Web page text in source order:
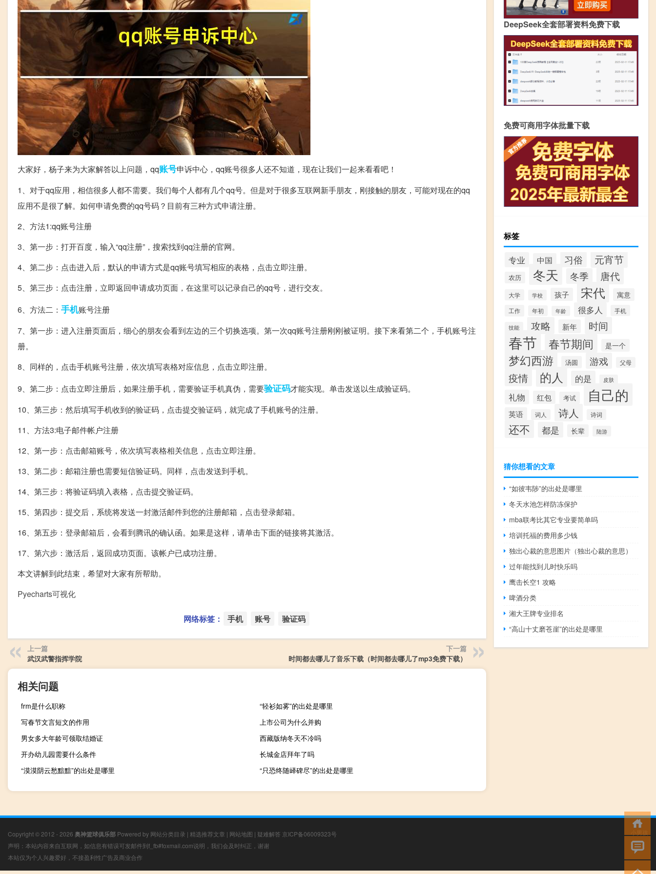
大家好，杨子来为大家解答以上问题，qq账号申诉中心，qq账号很多人还不知道，现在让我们一起来看看吧！
1、对于qq应用，相信很多人都不需要。我们每个人都有几个qq号。但是对于很多互联网新手朋友，刚接触的朋友，可能对现在的qq
应用不是很了解。如何申请免费的qq号码？目前有三种方式申请注册。
2、方法1:qq账号注册
3、第一步：打开百度，输入“qq注册”，搜索找到qq注册的官网。
4、第二步：点击进入后，默认的申请方式是qq账号填写相应的表格，点击立即注册。
5、第三步：点击注册，立即返回申请成功页面，在这里可以记录自己的qq号，进行交友。
6、方法二： 手机账号注册
7、第一步：进入注册页面后，细心的朋友会看到左边的三个切换选项。第一次qq账号注册刚刚被证明。接下来看第二个，手机账号注
册。
8、同样的，点击手机账号注册，依次填写表格对应信息，点击立即注册。
9、第二步：点击立即注册后，如果注册手机，需要验证手机真伪，需要验证码才能实现。单击发送以生成验证码。
10、第三步：然后填写手机收到的验证码，点击提交验证码，就完成了手机账号的注册。
11、方法3:电子邮件帐户注册
12、第一步：点击邮箱账号，依次填写表格相关信息，点击立即注册。
13、第二步：邮箱注册也需要短信验证码。同样，点击发送到手机。
14、第三步：将验证码填入表格，点击提交验证码。
15、第四步：提交后，系统将发送一封激活邮件到您的注册邮箱，点击登录邮箱。
16、第五步：登录邮箱后，会看到腾讯的确认函。如果是这样，请单击下面的链接将其激活。
17、第六步：激活后，返回成功页面。该帐户已成功注册。
本文讲解到此结束，希望对大家有所帮助。
Pyecharts可视化
网络标签： 手机 账号 验证码
上一篇
武汉武警指挥学院
下一篇
时间都去哪儿了音乐下载（时间都去哪儿了mp3免费下载）
相关问题
frm是什么职称
“轻衫如雾”的出处是哪里
写春节文言短文的作用
上市公司为什么并购
男女多大年龄可领取结婚证
西藏版纳冬天不冷吗
开办幼儿园需要什么条件
长城金店拜年了吗
“漠漠阴云愁黯黯”的出处是哪里
“只恐终随峄碑尽”的出处是哪里
DeepSeek全套部署资料免费下载
免费可商用字体批量下载
标签
专业 中国 习俗 元宵节
农历 冬天 冬季 唐代
大学 学校 孩子 宋代 寓意
工作 年初 年龄 很多人 手机
技能 攻略 新年 时间
春节 春节期间 是一个
梦幻西游 汤圆 游戏 父母
疫情 的人 的是 皮肤
礼物 红包 考试 自己的
英语 词人 诗人 诗词
还不 都是 长辈 陆游
猜你想看的文章
“如彼韦陟”的出处是哪里
冬天水池怎样防冻保护
mba联考比其它专业要简单吗
培训托福的费用多少钱
独出心裁的意思图片（独出心裁的意思）
过年能找到儿时快乐吗
鹰击长空1 攻略
啤酒分类
湘大王牌专业排名
“高山十丈磨苍崖”的出处是哪里
Copyright © 2012 - 2026 奥神篮球俱乐部 Powered by 网站分类目录 | 精选推荐文章 | 网站地图 | 疑难解答 京ICP备06009323号
声明：本站内容来自互联网，如信息有错误可发邮件到f_fb#foxmail.com说明，我们会及时纠正，谢谢
本站仅为个人兴趣爱好，不接盈利性广告及商业合作